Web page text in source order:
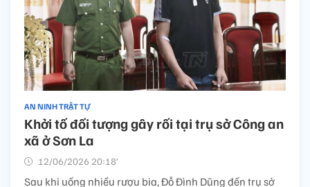
AN NINH TRẬT TỰ
Khởi tố đối tượng gây rối tại trụ sở Công an
xã ở Sơn La
12/06/2026 20:18’
Sau khi uống nhiều rượu bia, Đỗ Đình Dũng đến trụ sở